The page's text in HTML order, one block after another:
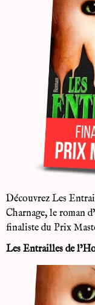
Découvrez Les
Charnage, le roman
finaliste du Prix
Les Entrailles de